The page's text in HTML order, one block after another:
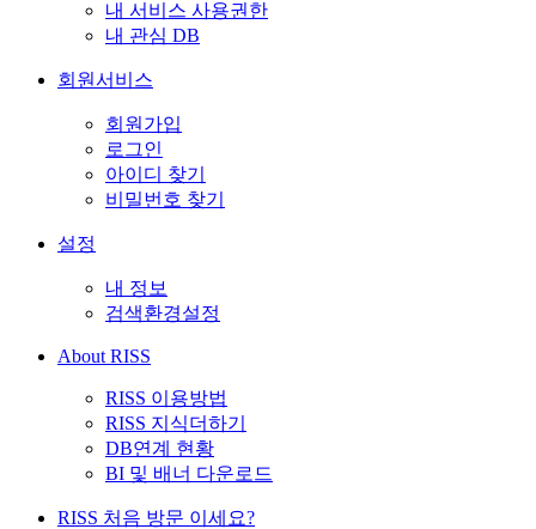
내 서비스 사용권한
내 관심 DB
회원서비스
회원가입
로그인
아이디 찾기
비밀번호 찾기
설정
내 정보
검색환경설정
About RISS
RISS 이용방법
RISS 지식더하기
DB연계 현황
BI 및 배너 다운로드
RISS 처음 방문 이세요?